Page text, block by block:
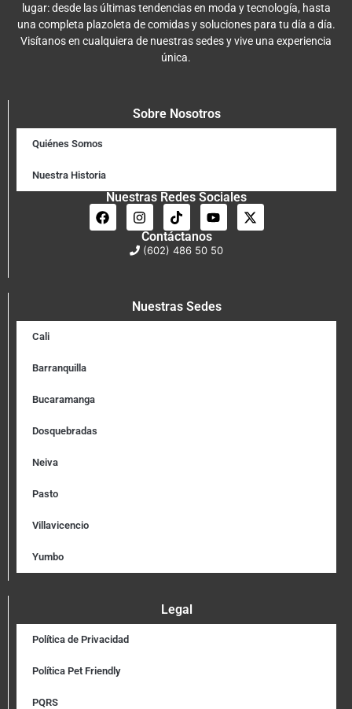
lugar: desde las últimas tendencias en moda y tecnología, hasta
una completa plazoleta de comidas y soluciones para tu día a día.
Visítanos en cualquiera de nuestras sedes y vive una experiencia
única.
Sobre Nosotros
Quiénes Somos
Nuestra Historia
Nuestras Redes Sociales
Contáctanos
(602) 486 50 50
Nuestras Sedes
Cali
Barranquilla
Bucaramanga
Dosquebradas
Neiva
Pasto
Villavicencio
Yumbo
Legal
Política de Privacidad
Política Pet Friendly
PQRS